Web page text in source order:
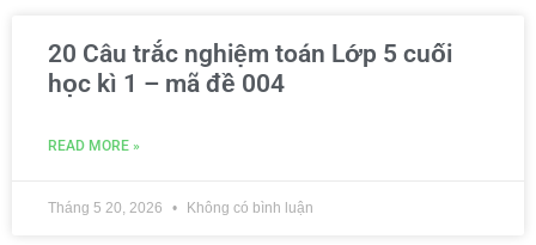
20 Câu trắc nghiệm toán Lớp 5 cuối
học kì 1 – mã đề 004
READ MORE »
Tháng 5 20, 2026 Không có bình luận